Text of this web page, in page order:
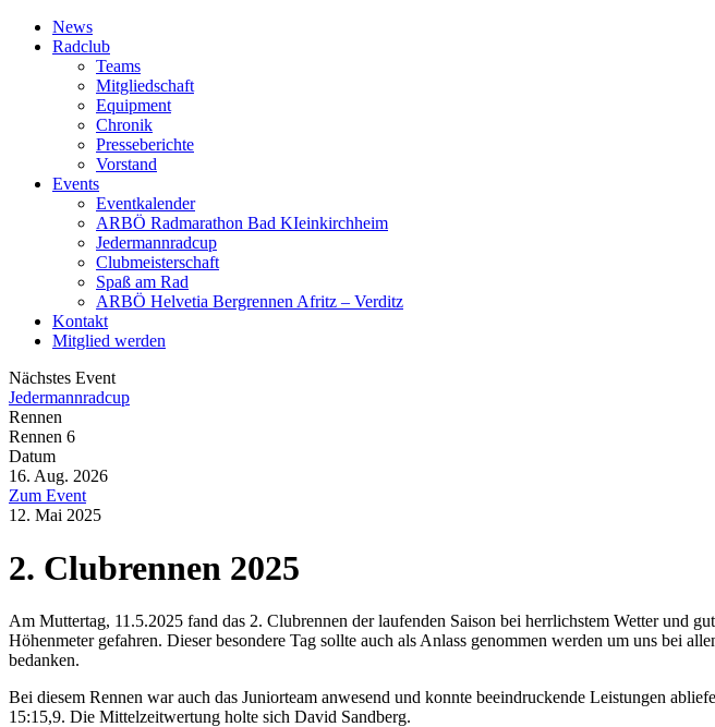
News
Radclub
Teams
Mitgliedschaft
Equipment
Chronik
Presseberichte
Vorstand
Events
Eventkalender
ARBÖ Radmarathon Bad KIeinkirchheim
Jedermannradcup
Clubmeisterschaft
Spaß am Rad
ARBÖ Helvetia Bergrennen Afritz – Verditz
Kontakt
Mitglied werden
Nächstes Event
Jedermannradcup
Rennen
Rennen 6
Datum
16. Aug. 2026
Zum Event
12. Mai 2025
2. Clubrennen 2025
Am Muttertag, 11.5.2025 fand das 2. Clubrennen der laufenden Saison bei herrlichstem Wetter und
Höhenmeter gefahren. Dieser besondere Tag sollte auch als Anlass genommen werden um uns bei
bedanken.
Bei diesem Rennen war auch das Juniorteam anwesend und konnte beeindruckende Leistungen
15:15,9. Die Mittelzeitwertung holte sich David Sandberg.